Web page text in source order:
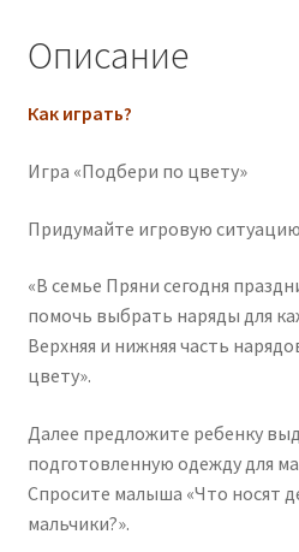
Описание
Как играть?
Игра «Подбери по цвету»
Придумайте игровую
«В семье Пряни сегодня
помочь выбрать наряды для
Верхняя и нижняя часть
цвету».
Далее предложите ребенку
подготовленную одежду для
Спросите малыша «Что носят
мальчики?».